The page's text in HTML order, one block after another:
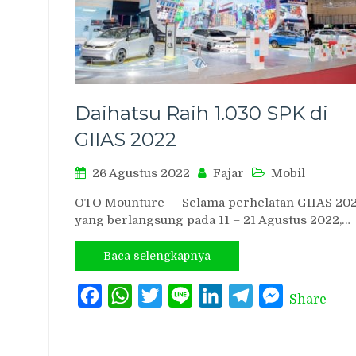
Daihatsu Raih 1.030 SPK di
GIIAS 2022
26 Agustus 2022 Fajar Mobil
OTO Mounture — Selama perhelatan GIIAS
yang berlangsung pada 11 – 21 Agustus 2022,…
Baca selengkapnya
FacebookWhatsAppTwitterLine LinkedInTelegramMessenger
Share